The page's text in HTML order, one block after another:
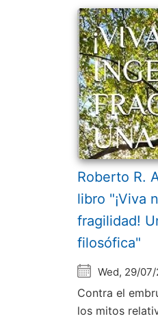
Roberto R.
libro "¡Viva
fragilidad!
filosófica"
Wed, 29/
Contra el
los mitos